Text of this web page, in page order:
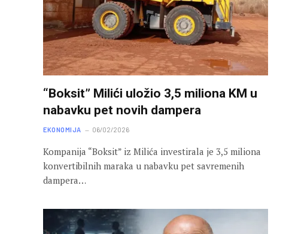
“Boksit” Milići uložio 3,5 miliona KM u
nabavku pet novih dampera
EKONOMIJA 06/02/2026
Kompanija “Boksit” iz Milića investirala je 3,5 miliona
konvertibilnih maraka u nabavku pet savremenih
dampera…